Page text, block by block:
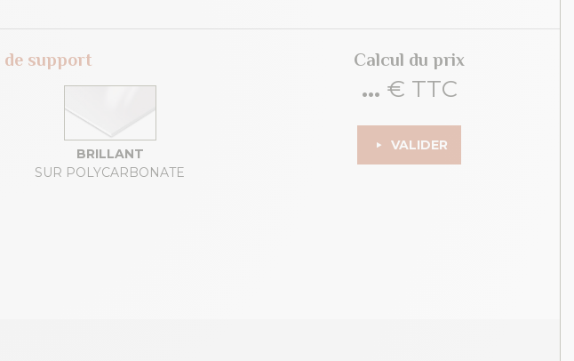
de support
BRILLANT
SUR POLYCARBONATE
Calcul du prix
... € TTC
VALIDER